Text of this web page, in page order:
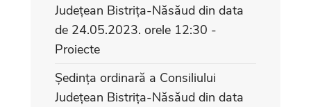
Județean Bistrița-Năsăud din data
de 24.05.2023. orele 12:30 -
Proiecte
Ședința ordinară a Consiliului
Județean Bistrița-Năsăud din data